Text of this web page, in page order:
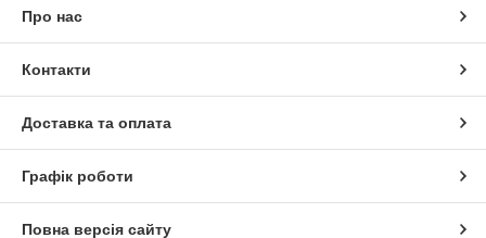
Про нас
Контакти
Доставка та оплата
Графік роботи
Повна версія сайту